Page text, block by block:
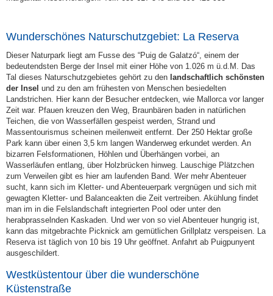
Wunderschönes Naturschutzgebiet: La Reserva
Dieser Naturpark liegt am Fusse des “Puig de Galatzó“, einem der
bedeutendsten Berge der Insel mit einer Höhe von 1.026 m ü.d.M. Das
Tal dieses Naturschutzgebietes gehört zu den landschaftlich schönsten
der Insel und zu den am frühesten von Menschen besiedelten
Landstrichen. Hier kann der Besucher entdecken, wie Mallorca vor langer
Zeit war. Pfauen kreuzen den Weg, Braunbären baden in natürlichen
Teichen, die von Wasserfällen gespeist werden, Strand und
Massentourismus scheinen meilenweit entfernt. Der 250 Hektar große
Park kann über einen 3,5 km langen Wanderweg erkundet werden. An
bizarren Felsformationen, Höhlen und Überhängen vorbei, an
Wasserläufen entlang, über Holzbrücken hinweg. Lauschige Plätzchen
zum Verweilen gibt es hier am laufenden Band. Wer mehr Abenteuer
sucht, kann sich im Kletter- und Abenteuerpark vergnügen und sich mit
gewagten Kletter- und Balanceakten die Zeit vertreiben. Akühlung findet
man im in die Felslandschaft integrierten Pool oder unter den
herabprasselnden Kaskaden. Und wer von so viel Abenteuer hungrig ist,
kann das mitgebrachte Picknick am gemütlichen Grillplatz verspeisen. La
Reserva ist täglich von 10 bis 19 Uhr geöffnet. Anfahrt ab Puigpunyent
ausgeschildert.
Westküstentour über die wunderschöne
Küstenstraße